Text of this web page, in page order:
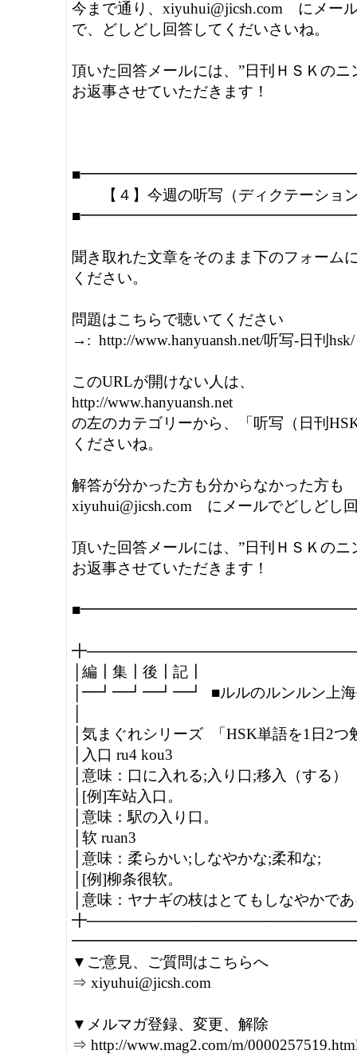
今まで通り、xiyuhui@jicsh.com　にメー
で、どしどし回答してくだいさいね。
頂いた回答メールには、”日刊ＨＳＫのニ
お返事させていただきます！
【４】今週の听写（ディクテーショ
聞き取れた文章をそのまま下のフォーム
ください。
問題はこちらで聴いてください
→:  http://www.hanyuansh.net/听写-日刊hsk/
このURLが開けない人は、
http://www.hanyuansh.net
の左のカテゴリーから、「听写（日刊
くださいね。
解答が分かった方も分からなかった方も
xiyuhui@jicsh.com　にメールでどしどし
頂いた回答メールには、”日刊ＨＳＫのニ
お返事させていただきます！
│編┃集┃後┃記
│━┛━┛━┛━┛  ■ルルのルンルン上
│気まぐれシリーズ  「HSK単語を1日2つ
│入口 ru4 kou3
│意味：口に入れる;入り口;移入（する）
│[例]车站入口。
│意味：駅の入り口。
│软 ruan3
│意味：柔らかい;しなやかな;柔和な;
│[例]柳条很软。
│意味：ヤナギの枝はとてもしなやかで
▼ご意見、ご質問はこちらへ
⇒ xiyuhui@jicsh.com
▼メルマガ登録、変更、解除
⇒ http://www.mag2.com/m/